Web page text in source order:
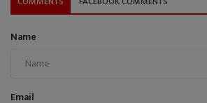
Name
Email